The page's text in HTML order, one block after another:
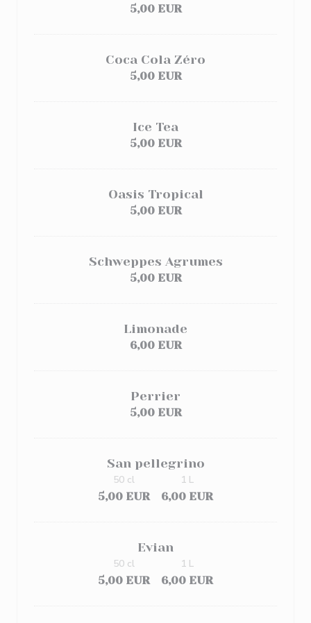
5,00 EUR
Coca Cola Zéro
5,00 EUR
Ice Tea
5,00 EUR
Oasis Tropical
5,00 EUR
Schweppes Agrumes
5,00 EUR
Limonade
6,00 EUR
Perrier
5,00 EUR
San pellegrino
5,00 EUR
50 cl
6,00 EUR
1 L
Evian
5,00 EUR
50 cl
6,00 EUR
1 L